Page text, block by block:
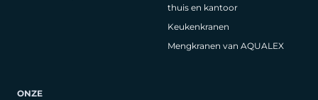
thuis en kantoor
Keukenkranen
Mengkranen van AQUALEX
ONZE